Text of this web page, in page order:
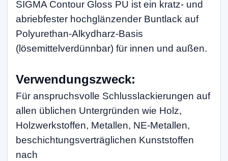
SIGMA Contour Gloss PU ist ein kratz- und
abriebfester hochglänzender Buntlack auf
Polyurethan-Alkydharz-Basis
(lösemittelverdünnbar) für innen und außen.
Verwendungszweck:
Für anspruchsvolle Schlusslackierungen auf
allen üblichen Untergründen wie Holz,
Holzwerkstoffen, Metallen, NE-Metallen,
beschichtungsverträglichen Kunststoffen
nach